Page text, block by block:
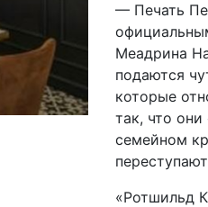
— Печать
Меадрина
подаются
которые
так, что
семейном
«Ротшильд